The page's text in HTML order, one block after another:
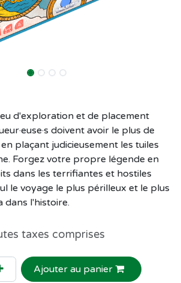
d'exploration et de placement
doivent avoir le plus de
plaçant judicieusement les tuiles
Forgez votre propre légende en
dans les terrifiantes et hostiles
le voyage le plus périlleux et le plus
dans l'histoire.
taxes comprises
Ajouter au panier